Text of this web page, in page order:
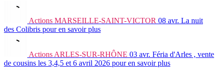
Actions MARSEILLE-SAINT-VICTOR 08 avr. La nuit
des Colibris pour en savoir plus
Actions ARLES-SUR-RHÔNE 03 avr. Féria d'Arles , vente
de cousins les 3,4,5 et 6 avril 2026 pour en savoir plus